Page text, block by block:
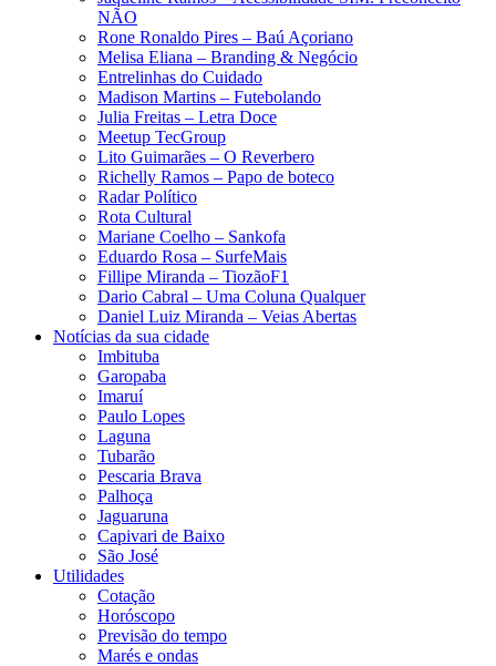
NÃO
Rone Ronaldo Pires – Baú Açoriano
Melisa Eliana – Branding & Negócio
Entrelinhas do Cuidado
Madison Martins – Futebolando
Julia Freitas​ – Letra Doce
Meetup TecGroup
Lito Guimarães – O Reverbero
Richelly Ramos​ – Papo de boteco
Radar Político
Rota Cultural
Mariane Coelho – Sankofa
Eduardo Rosa​ – SurfeMais
Fillipe Miranda – TiozãoF1
Dario Cabral – Uma Coluna Qualquer
Daniel Luiz Miranda – Veias Abertas
Notícias da sua cidade
Imbituba
Garopaba
Imaruí
Paulo Lopes
Laguna
Tubarão
Pescaria Brava
Palhoça
Jaguaruna
Capivari de Baixo
São José
Utilidades
Cotação
Horóscopo
Previsão do tempo
Marés e ondas